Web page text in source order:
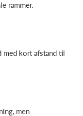
rammer.
kort afstand til
men